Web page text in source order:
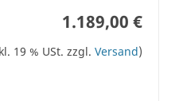
1.189,00 €
19 % USt. zzgl. Versand)